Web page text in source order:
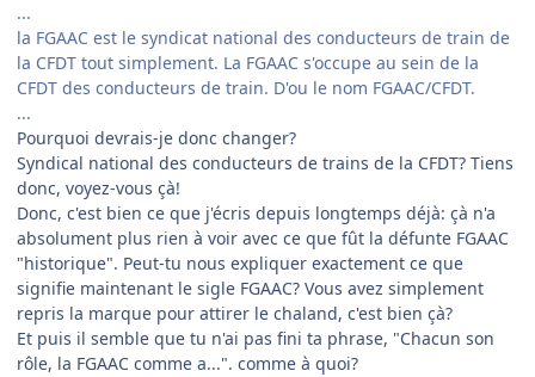
...
la FGAAC est le syndicat national des conducteurs de train de
la CFDT tout simplement. La FGAAC s'occupe au sein de la
CFDT des conducteurs de train. D'ou le nom FGAAC/CFDT.
...
Pourquoi devrais-je donc changer?
Syndical national des conducteurs de trains de la CFDT? Tiens
donc, voyez-vous çà!
Donc, c'est bien ce que j'écris depuis longtemps déjà: çà n'a
absolument plus rien à voir avec ce que fût la défunte FGAAC
"historique". Peut-tu nous expliquer exactement ce que
signifie maintenant le sigle FGAAC? Vous avez simplement
repris la marque pour attirer le chaland, c'est bien çà?
Et puis il semble que tu n'ai pas fini ta phrase, "Chacun son
rôle, la FGAAC comme a...". comme à quoi?